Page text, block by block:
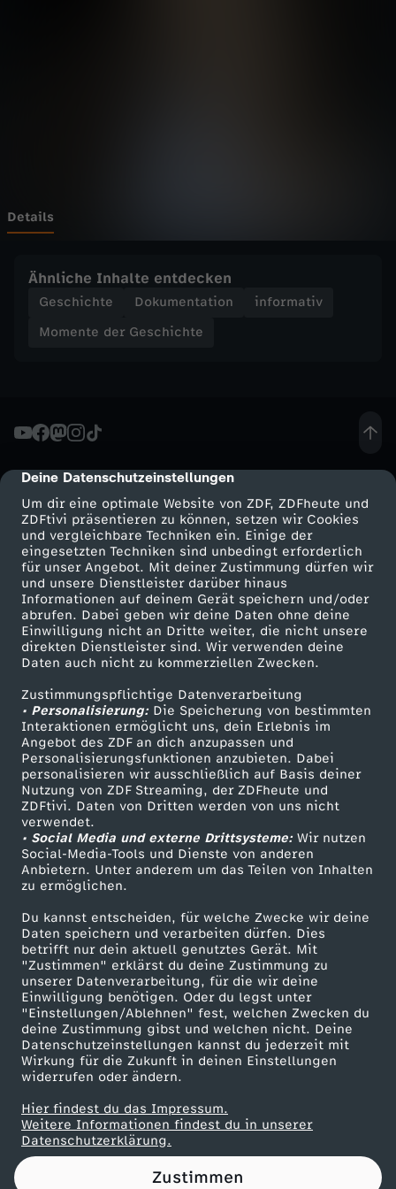
cmp-dialog-description
Deine Datenschutzeinstellungen
Um dir eine optimale Website von ZDF, ZDFheute und
ZDFtivi präsentieren zu können, setzen wir Cookies
und vergleichbare Techniken ein. Einige der
eingesetzten Techniken sind unbedingt erforderlich
für unser Angebot. Mit deiner Zustimmung dürfen wir
und unsere Dienstleister darüber hinaus
Informationen auf deinem Gerät speichern und/oder
abrufen. Dabei geben wir deine Daten ohne deine
Einwilligung nicht an Dritte weiter, die nicht unsere
direkten Dienstleister sind. Wir verwenden deine
Daten auch nicht zu kommerziellen Zwecken.
Zustimmungspflichtige Datenverarbeitung
• Personalisierung:Die Speicherung von bestimmten
Interaktionen ermöglicht uns, dein Erlebnis im
Angebot des ZDF an dich anzupassen und
Personalisierungsfunktionen anzubieten. Dabei
personalisieren wir ausschließlich auf Basis deiner
Nutzung von ZDF Streaming, der ZDFheute und
ZDFtivi. Daten von Dritten werden von uns nicht
verwendet.
• Social Media und externe Drittsysteme:Wir nutzen
Social-Media-Tools und Dienste von anderen
Anbietern. Unter anderem um das Teilen von Inhalten
zu ermöglichen.
Du kannst entscheiden, für welche Zwecke wir deine
Daten speichern und verarbeiten dürfen. Dies
betrifft nur dein aktuell genutztes Gerät. Mit
"Zustimmen" erklärst du deine Zustimmung zu
unserer Datenverarbeitung, für die wir deine
Einwilligung benötigen. Oder du legst unter
"Einstellungen/Ablehnen" fest, welchen Zwecken du
deine Zustimmung gibst und welchen nicht. Deine
Datenschutzeinstellungen kannst du jederzeit mit
Wirkung für die Zukunft in deinen Einstellungen
widerrufen oder ändern.
Hier findest du das Impressum.
Weitere Informationen findest du in unserer
Datenschutzerklärung.
Zustimmen
s
h
h
t
e
-
"
D
a
s
w
a
r
d
e
r
G
i
p
f
Details
Ähnliche Inhalte entdecken
Geschichte Dokumentation
informativ
Momente der Geschichte
Mehr ZDF
ZDF-Apps
Smart TV
ZDFtext
Livestreams
Sendungen A-Z
TV-Programm
Service
ZDFmitreden
Kontakt zum ZDF
Tickets
Zuschauerservice
Hilfe
ZDF Unternehmen
Karriere
ZDF goes Schule
Werbefernsehen
Mainzelmännchen
Partner